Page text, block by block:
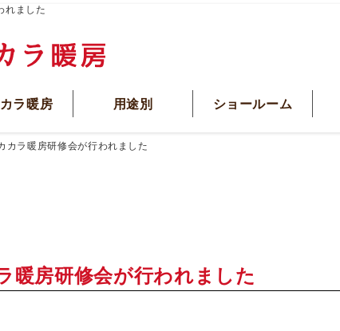
れました
ラ暖房 用途別 ショールーム
カラ暖房研修会が行われました
暖房研修会が行われました